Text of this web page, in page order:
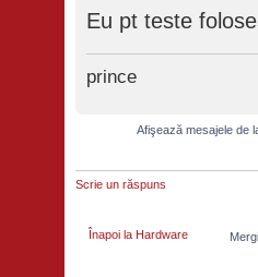
Eu pt teste
prince
Afişează mesajele de
Scrie un răspuns
Înapoi la Hardware